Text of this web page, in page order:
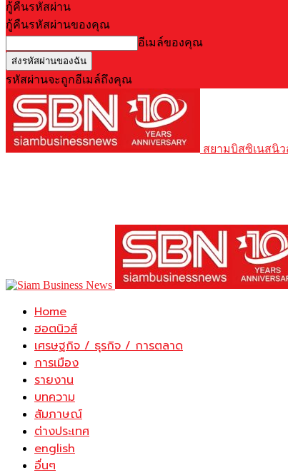
กู้คืนรหัสผ่าน
กู้คืนรหัสผ่านของคุณ
อีเมล์ของคุณ
รหัสผ่านจะถูกอีเมล์ถึงคุณ
สยามบิสซิเนสนิ
Home
ฮอตนิวส์
เศรษฐกิจ / ธุรกิจ / การตลาด
การเมือง
รายงาน
บทความ
สัมภาษณ์
ต่างประเทศ
english
อื่นๆ